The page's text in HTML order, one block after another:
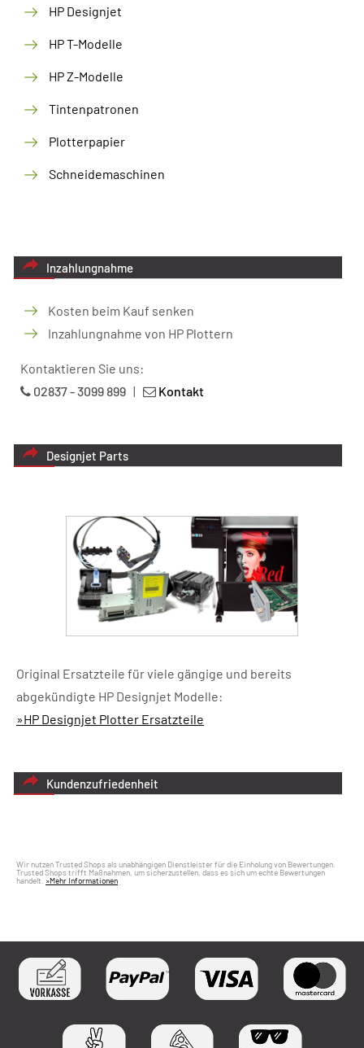
HP Designjet
HP T-Modelle
HP Z-Modelle
Tintenpatronen
Plotterpapier
Schneidemaschinen
Inzahlungnahme
Kosten beim Kauf senken
Inzahlungnahme von HP Plottern
Kontaktieren Sie uns:
02837 - 3099 899 | Kontakt
Designjet Parts
Original Ersatzteile für viele gängige und bereits
abgekündigte HP Designjet Modelle:
»HP Designjet Plotter Ersatzteile
Kundenzufriedenheit
Wir nutzen Trusted Shops als unabhängigen Dienstleister für die Einholung von Bewertungen.
Trusted Shops trifft Maßnahmen, um sicherzustellen, dass es sich um echte Bewertungen
handelt. »Mehr Informationen